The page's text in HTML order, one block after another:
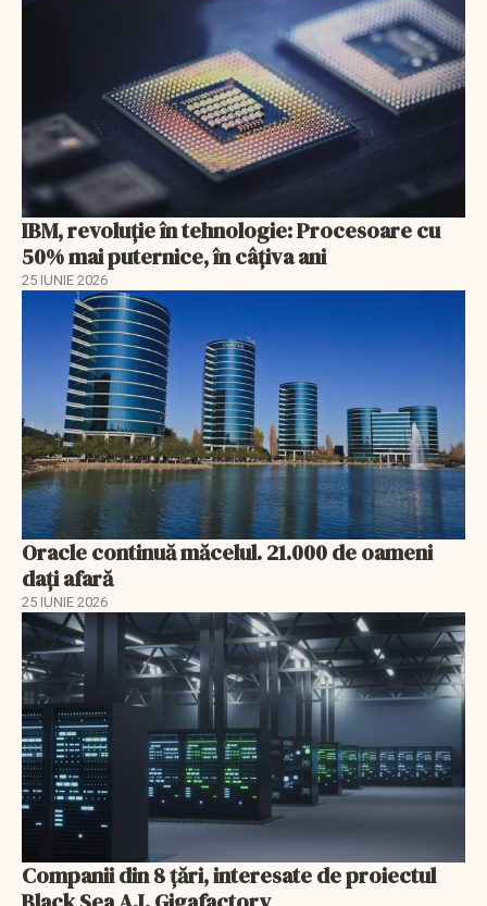
IBM, revoluţie în tehnologie: Procesoare cu
50% mai puternice, în câţiva ani
25 IUNIE 2026
Oracle continuă măcelul. 21.000 de oameni
dați afară
25 IUNIE 2026
Companii din 8 țări, interesate de proiectul